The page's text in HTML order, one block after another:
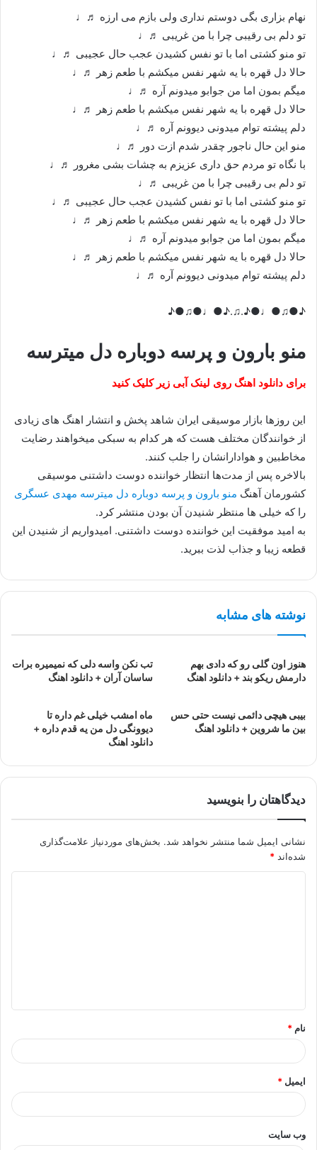
نهام بزاری بگی دوستم نداری ولی بازم می ارزه ♬♩
تو دلم بی رقیبی چرا با من غریبی ♬♩
تو منو کشتی اما با تو نفس کشیدن عجب حال عجیبی ♬♩
حالا دل قهره با یه شهر نفس میکشم با طعم زهر ♬♩
میگم بمون اما من جوابو میدونم آره ♬♩
حالا دل قهره با یه شهر نفس میکشم با طعم زهر ♬♩
دلم پیشته توام میدونی دیوونم آره ♬♩
منو این حال ناجور چقدر شدم ازت دور ♬♩
با نگاه تو مردم حق داری عزیزم به چشات بشی مغرور ♬♩
تو دلم بی رقیبی چرا با من غریبی ♬♩
تو منو کشتی اما با تو نفس کشیدن عجب حال عجیبی ♬♩
حالا دل قهره با یه شهر نفس میکشم با طعم زهر ♬♩
میگم بمون اما من جوابو میدونم آره ♬♩
حالا دل قهره با یه شهر نفس میکشم با طعم زهر ♬♩
دلم پیشته توام میدونی دیوونم آره ♬♩
♪●♫●♩●♪.♫.♪●♩●♫●♪
منو بارون و پرسه دوباره دل میترسه
برای دانلود اهنگ روی لینک آبی زیر کلیک کنید
این روزها بازار موسیقی ایران شاهد پخش و انتشار اهنگ های زیادی
از خوانندگان مختلف هست که هر کدام به سبکی میخواهند رضایت
مخاطبین و هوادارانشان را جلب کنند.
بالاخره پس از مدت‌ها انتظار خواننده دوست داشتنی موسیقی
کشورمان آهنگ منو بارون و پرسه دوباره دل میترسه مهدی عسگری
را که خیلی ها منتظر شنیدن آن بودن منتشر کرد.
به امید موفقیت این خواننده دوست داشتنی. امیدواریم از شنیدن این
قطعه زیبا و جذاب لذت ببرید.
نوشته های مشابه
هنوز اون گلی رو که دادی بهم
دارمش ریکو بند + دانلود اهنگ
تب نکن واسه دلی که نمیمیره برات
ساسان آران + دانلود اهنگ
بیبی هیچی دائمی نیست حتی حس
بین ما شروین + دانلود اهنگ
ماه امشب خیلی غم داره تا
دیوونگی دل من یه قدم داره +
دانلود اهنگ
دیدگاهتان را بنویسید
نشانی ایمیل شما منتشر نخواهد شد. بخش‌های موردنیاز علامت‌گذاری
شده‌اند *
*
نام *
ایمیل *
وب‌ سایت